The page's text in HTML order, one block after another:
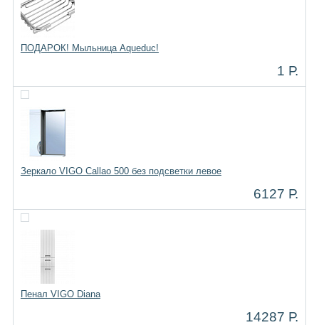
ПОДАРОК! Мыльница Aqueduc!
1 Р.
Зеркало VIGO Callao 500 без подсветки левое
6127 Р.
Пенал VIGO Diana
14287 Р.